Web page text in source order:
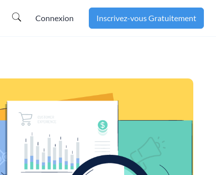
Connexion Inscrivez-vous Gratuitement